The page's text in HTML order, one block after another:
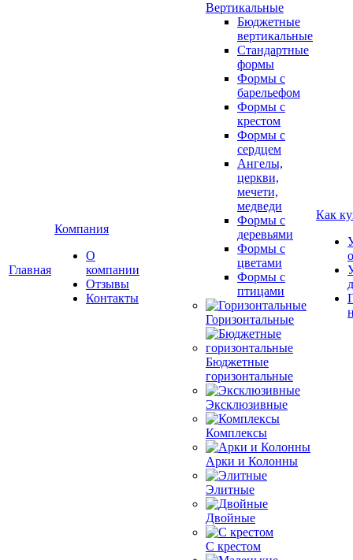
Главная
Компания
О
компании
Отзывы
Контакты
Вертикальные
Бюджетные
вертикальные
Стандартные
формы
Формы с
барельефом
Формы с
крестом
Формы с
сердцем
Ангелы,
церкви,
мечети,
медведи
Формы с
деревьями
Формы с
цветами
Формы с
птицами
Горизонтальные
Бюджетные
горизонтальные
Эксклюзивные
Комплексы
Арки и Колонны
Элитные
Двойные
С крестом
Как